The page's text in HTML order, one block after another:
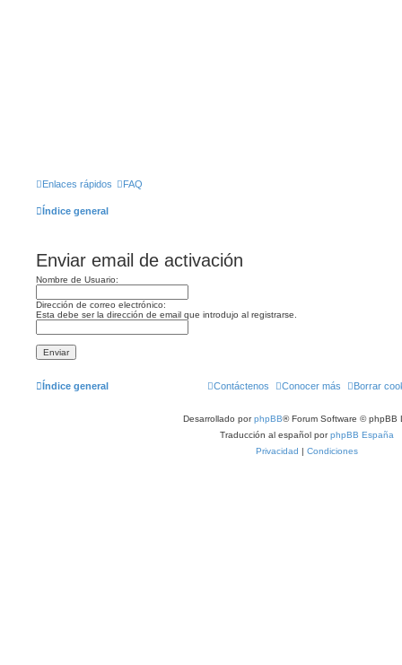
Enlaces rápidos FAQ
Índice general
Enviar email de activación
Nombre de Usuario:
Dirección de correo electrónico:
Esta debe ser la dirección de email que introdujo al registrarse.
Índice general Borrar
Conocer más
Contáctenos
Desarrollado porphpBB® Forum Software © phpBB
Traducción al español porphpBB España
Privacidad | Condiciones